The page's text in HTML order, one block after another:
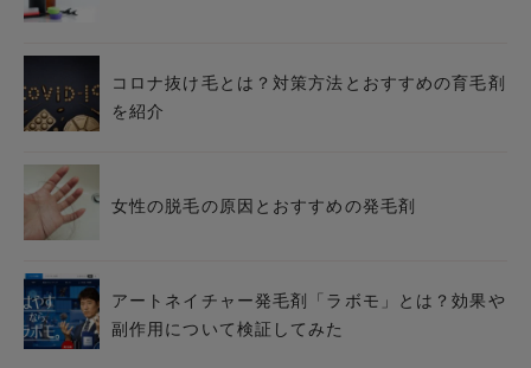
コロナ抜け毛とは？対策方法とおすすめの育毛剤
を紹介
女性の脱毛の原因とおすすめの発毛剤
アートネイチャー発毛剤「ラボモ」とは？効果や
副作用について検証してみた